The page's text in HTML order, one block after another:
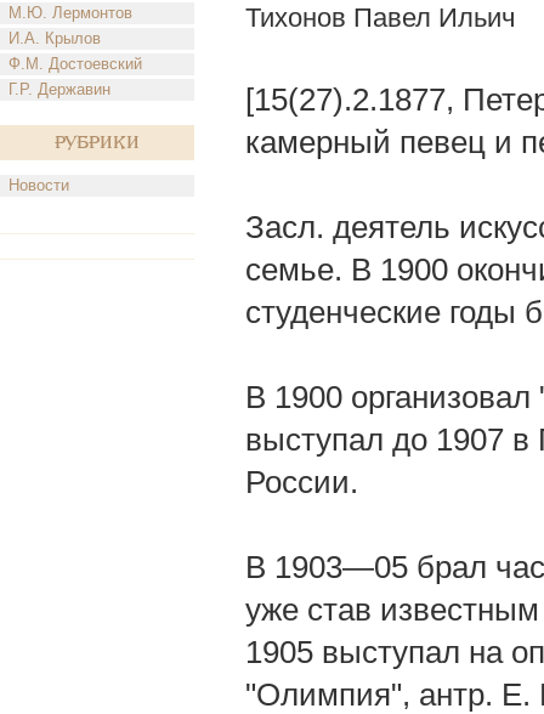
М.Ю. Лермонтов
И.А. Крылов
Ф.М. Достоевский
Г.Р. Державин
Рубрики
Новости
Тихонов Павел Ильич
[15(27).2.1877,
камерный певец и
Засл. деятель
семье. В 1900
студенческие годы
В 1900 организовал
выступал до 1907 в
России.
В 1903—05 брал
уже став
1905 выступал на
"Олимпия", антр. Е.